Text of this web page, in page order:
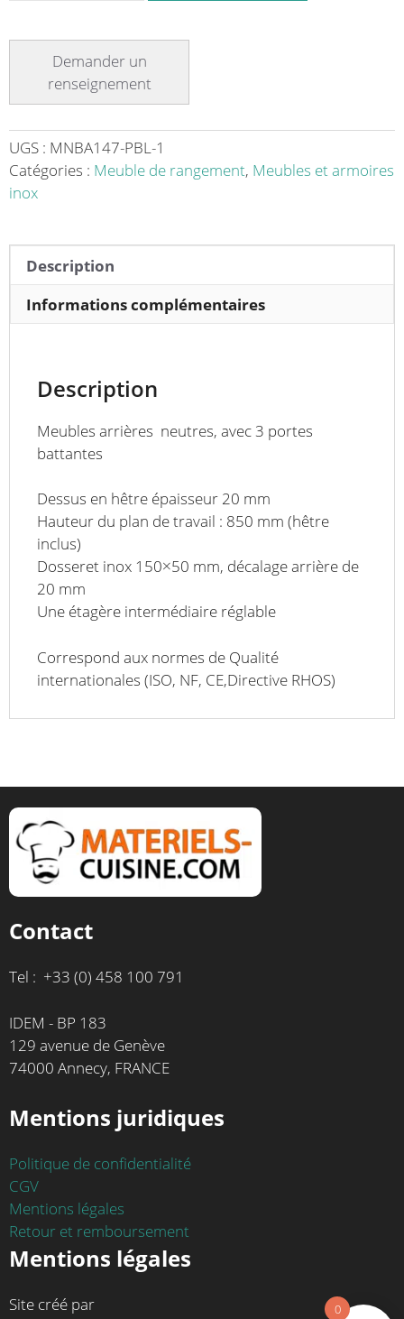
arrière
pour
service
dessus
hêtre
700
mm
UGS : MNBA147-PBL-1
Catégories : Meuble de rangement, Meubles et armoires
inox
Description
Informations complémentaires
Description
Meubles arrières neutres, avec 3 portes
battantes
Dessus en hêtre épaisseur 20 mm
Hauteur du plan de travail : 850 mm (hêtre
inclus)
Dosseret inox 150×50 mm, décalage arrière de
20 mm
Une étagère intermédiaire réglable
Correspond aux normes de Qualité
internationales (ISO, NF, CE,Directive RHOS)
Contact
Tel : +33 (0) 458 100 791
IDEM - BP 183
129 avenue de Genève
74000 Annecy, FRANCE
Mentions juridiques
Politique de confidentialité
CGV
Mentions légales
Retour et remboursement
Mentions légales
Site créé par
0